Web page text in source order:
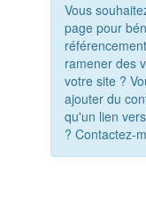
Vous
page pour
ramener des
votre site ?
ajouter du
qu'un lien
? Contactez-